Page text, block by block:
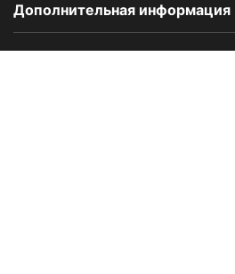
Дополнительная информация